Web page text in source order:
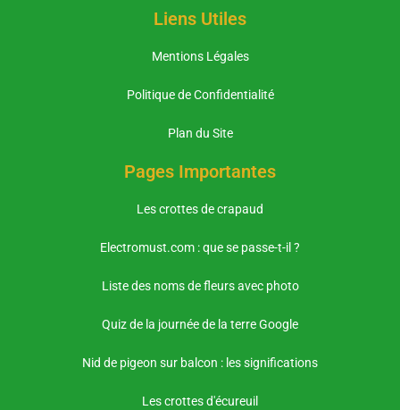
Liens Utiles
Mentions Légales
Politique de Confidentialité
Plan du Site
Pages Importantes
Les crottes de crapaud
Electromust.com : que se passe-t-il ?
Liste des noms de fleurs avec photo
Quiz de la journée de la terre Google
Nid de pigeon sur balcon : les significations
Les crottes d'écureuil